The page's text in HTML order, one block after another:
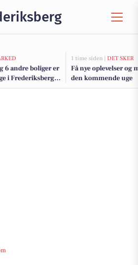
6 andre boliger er
i Frederiksberg -
1 time siden | DET SKER
Få nye oplevelser og
den kommende uge
i Frederiksberg Kommune